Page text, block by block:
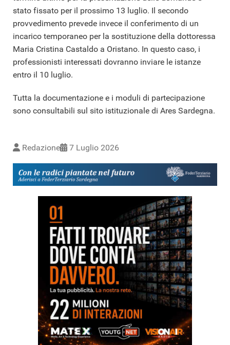
stato fissato per il prossimo 13 luglio. Il secondo
provvedimento prevede invece il conferimento di un
incarico temporaneo per la sostituzione della dottoressa
Maria Cristina Castaldo a Oristano. In questo caso, i
professionisti interessati dovranno inviare le istanze
entro il 10 luglio.
Tutta la documentazione e i moduli di partecipazione
sono consultabili sul sito istituzionale di Ares Sardegna.
Redazione 7 Luglio 2026